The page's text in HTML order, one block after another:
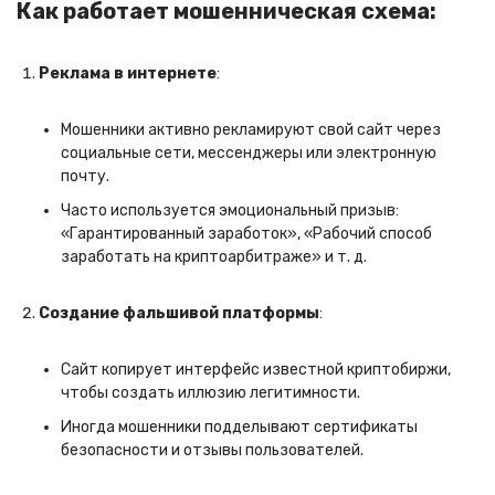
Как работает мошенническая схема:
Реклама в интернете:
Мошенники активно рекламируют свой сайт через
социальные сети, мессенджеры или электронную
почту.
Часто используется эмоциональный призыв:
«Гарантированный заработок», «Рабочий способ
заработать на криптоарбитраже» и т. д.
Создание фальшивой платформы:
Сайт копирует интерфейс известной криптобиржи,
чтобы создать иллюзию легитимности.
Иногда мошенники подделывают сертификаты
безопасности и отзывы пользователей.